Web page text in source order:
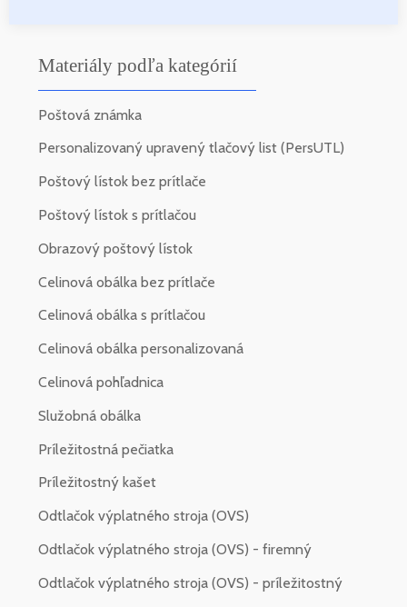
Materiály podľa kategórií
Poštová známka
Personalizovaný upravený tlačový list (PersUTL)
Poštový lístok bez prítlače
Poštový lístok s prítlačou
Obrazový poštový lístok
Celinová obálka bez prítlače
Celinová obálka s prítlačou
Celinová obálka personalizovaná
Celinová pohľadnica
Služobná obálka
Príležitostná pečiatka
Príležitostný kašet
Odtlačok výplatného stroja (OVS)
Odtlačok výplatného stroja (OVS) - firemný
Odtlačok výplatného stroja (OVS) - príležitostný